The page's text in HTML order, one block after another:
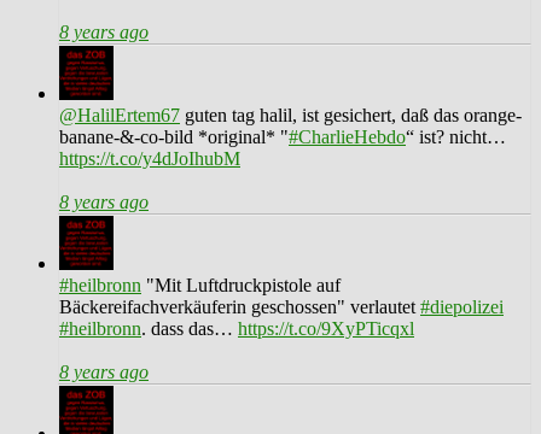
8 years ago
@HalilErtem67 guten tag halil, ist gesichert, daß das orange-
banane-&-co-bild *original* "#CharlieHebdo“ ist? nicht…
https://t.co/y4dJoIhubM
8 years ago
#heilbronn "Mit Luftdruckpistole auf
Bäckereifachverkäuferin geschossen" verlautet #diepolizei
#heilbronn. dass das… https://t.co/9XyPTicqxl
8 years ago